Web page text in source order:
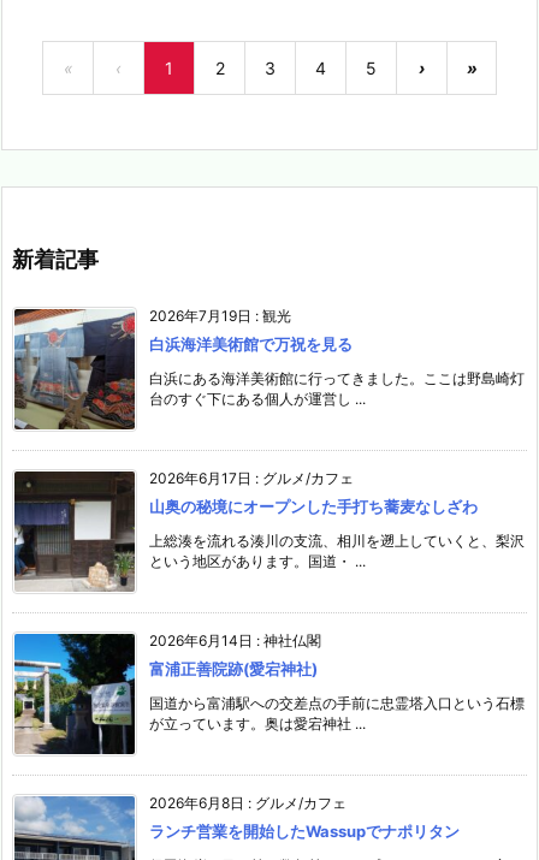
« ‹ 1 2 3 4 5 › »
新着記事
2026年7月19日 : 観光
白浜海洋美術館で万祝を見る
白浜にある海洋美術館に行ってきました。ここは野島崎灯
台のすぐ下にある個人が運営し ...
2026年6月17日 : グルメ/カフェ
山奥の秘境にオープンした手打ち蕎麦なしざわ
上総湊を流れる湊川の支流、相川を遡上していくと、梨沢
という地区があります。国道・ ...
2026年6月14日 : 神社仏閣
富浦正善院跡(愛宕神社)
国道から富浦駅への交差点の手前に忠霊塔入口という石標
が立っています。奥は愛宕神社 ...
2026年6月8日 : グルメ/カフェ
ランチ営業を開始したWassupでナポリタン